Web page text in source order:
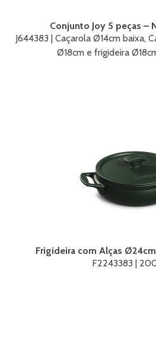
Conjunto Joy 5 peças –
J644383 | Caçarola Ø14cm baixa,
Ø18cm e frigideira
Frigideira com Alças
F2243383 |